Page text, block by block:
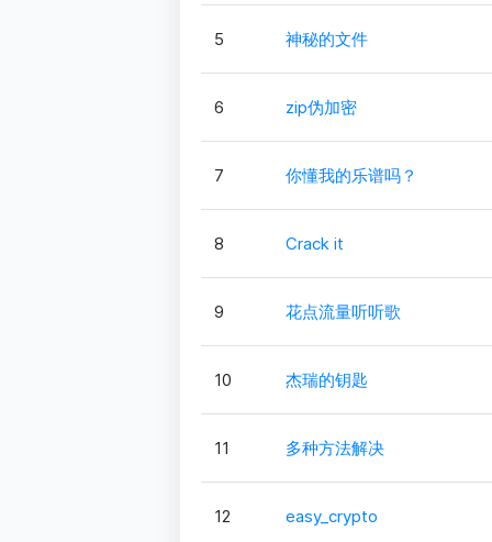
5 神秘的文件
6 zip伪加密
7 你懂我的乐谱吗？
8 Crack it
9 花点流量听听歌
10 杰瑞的钥匙
11 多种方法解决
12 easy_crypto